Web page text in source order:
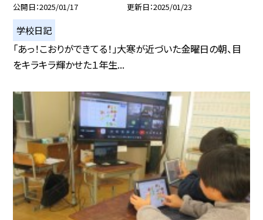
公開日 2025/01/17 更新日 2025/01/23
学校日記
「あっ！こおりができてる！」大寒が近づいた金曜日の朝、目
をキラキラ輝かせた１年生...